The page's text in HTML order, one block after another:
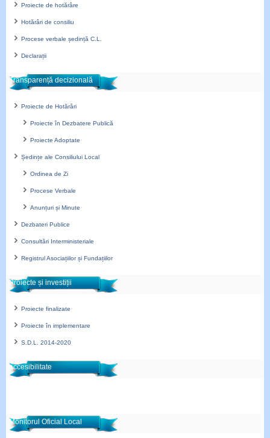
Proiecte de hotărâre
Hotărâri de consiliu
Procese verbale ședință C.L.
Declarații
Transparență decizională
Proiecte de Hotărâri
Proiecte în Dezbatere Publică
Proiecte Adoptate
Ședințe ale Consiliului Local
Ordinea de Zi
Procese Verbale
Anunțuri și Minute
Dezbateri Publice
Consultări Interministeriale
Registrul Asociațiilor și Fundațiilor
Proiecte și investiții
Proiecte finalizate
Proiecte în implementare
S.D.L. 2014-2020
accesibilitate
Monitorul Oficial Local